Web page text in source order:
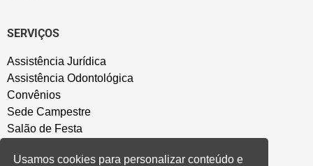
SERVIÇOS
Assistência Jurídica
Assistência Odontológica
Convênios
Sede Campestre
Salão de Festa
Usamos cookies para personalizar conteúdo e